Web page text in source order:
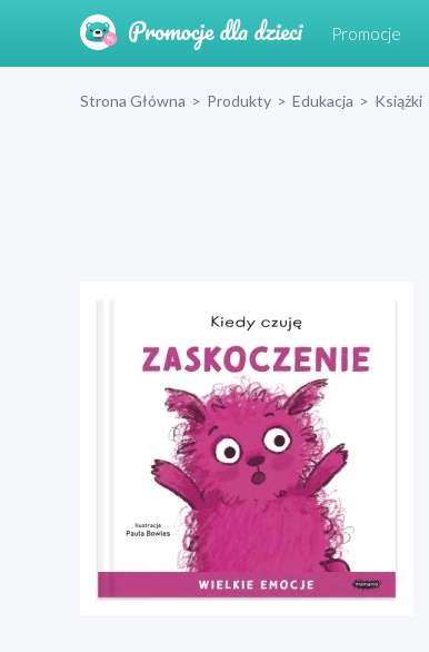
Promocje
Strona Główna > Produkty > Edukacja > Książki